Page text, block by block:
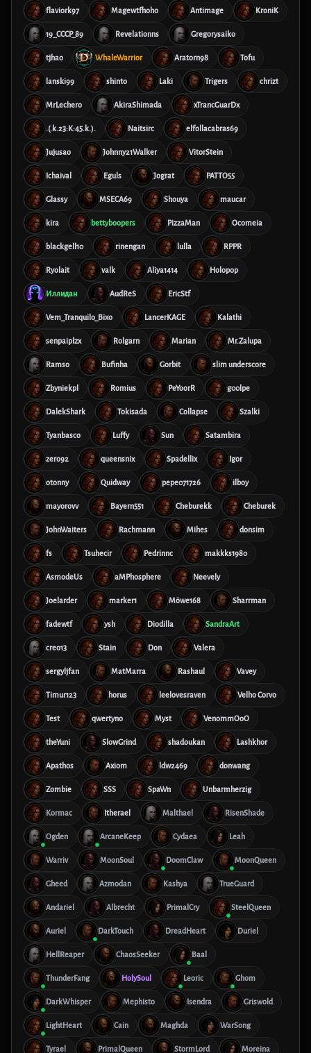
flaviork97 Magewtfhoho Antimage KroniK
19_CCCP_89 Revelationns Gregorysaiko
tjhao WhaleWarrior Aratorn98 Tofu
lanski99 shinto Laki Trigers chrizt
MrLechero AkiraShimada xTrancGuarDx
.(.k.23:K:45.k.). Naitsirc elfollacabras69
Jujusao Johnny21Walker VitorStein
Ichaival Eguls Jograt PATTO55
Glassy MSECA69 Shouya maucar
kira bettyboopers PizzaMan Ocomeia
blackgell10 rinengan lulla RPPR
Ryolait valk Aliya1414 Holopop
Иллидан AudReS EricStf
Vem_Tranquilo_Bixo LancerKAGE Kalathi
senpaiplzx Rolgarn Marian Mr.Zalupa
Ramso Bufinha Gorbit slim underscore
Zbyniekpl Romius PeYoorR g00lpe
DalekShark Tokisada Collapse Szalki
Tyanbasco Luffy Sun Satambira
zero92 queensnix Spadellix Igor
otonny Quidway pepe071726 ilboy
mayorovv Bayern551 Cheburekk Cheburek
JohnWaiters Rachmann Mihes donsim
fs Tsuhecir Pedrinnc makkks1980
AsmodeUs aMPhosphere Neevely
Joelarder marker1 Möwe168 Sharrman
fadewtf ysh Diodilla SandraArt
creo13 Stain Don Valera
sergyljfan MatMarra Rashaul Vavey
Timur123 horus leelovesraven Velho Corvo
Test qwertyno Myst VenommOoO
theYuni SlowGrind shadoukan Lashkhor
Apathos Axiom ldw2469 donwang
Zombie SSS SpaWn Unbarmherzig
Kormac Itherael Malthael RisenShade
Ogden ArcaneKeep Cydaea Leah
Warriv MoonSoul DoomClaw MoonQueen
Gheed Azmodan Kashya TrueGuard
Andariel Albrecht PrimalCry SteelQueen
Auriel DarkTouch DreadHeart Duriel
HellReaper ChaosSeeker Baal
ThunderFang HolySoul Leoric Ghom
DarkWhisper Mephisto Isendra Griswold
LightHeart Cain Maghda WarSong
Tyrael PrimalQueen StormLord Moreina